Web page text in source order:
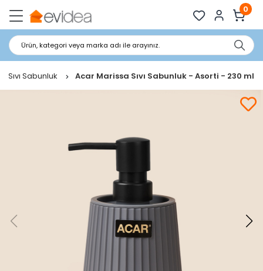
0
Ürün, kategori veya marka adı ile arayınız.
Sıvı Sabunluk Acar Marissa Sıvı Sabunluk - Asorti - 230 ml